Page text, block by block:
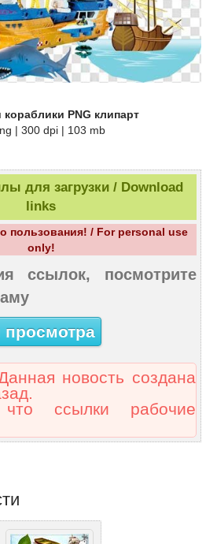
PNG клипарт
| 300 dpi | 103 mb
для загрузки / Download
links
пользования! / For personal use
only!
ссылок, посмотрите
новость создана
что ссылки рабочие